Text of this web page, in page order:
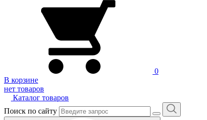
0
В корзине
нет товаров
Каталог товаров
Поиск по сайту